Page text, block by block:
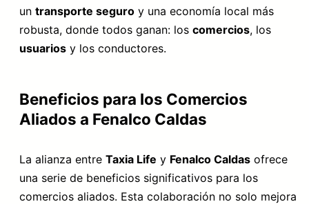
un transporte seguro y una economía local más
robusta, donde todos ganan: los comercios, los
usuarios y los conductores.
Beneficios para los Comercios
Aliados a Fenalco Caldas
La alianza entre Taxia Life y Fenalco Caldas ofrece
una serie de beneficios significativos para los
comercios aliados. Esta colaboración no solo mejora